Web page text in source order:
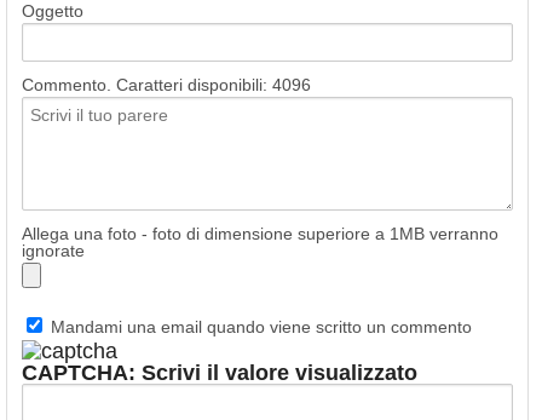
Oggetto
Commento. Caratteri disponibili: 4096
Allega una foto - foto di dimensione superiore a 1MB verranno
ignorate
Mandami una email quando viene scritto un commento
CAPTCHA: Scrivi il valore visualizzato